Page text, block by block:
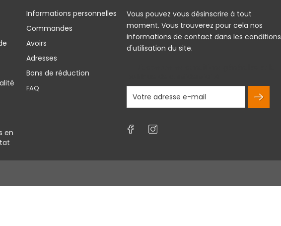
en
Informations personnelles
Commandes
Avoirs
Adresses
Bons de réduction
FAQ
Vous pouvez vous désinscrire à tout
moment. Vous trouverez pour cela nos
informations de contact dans les conditions
d'utilisation du site.